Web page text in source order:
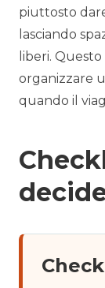
piuttosto
lasciando
liberi.
organizzare
quando il